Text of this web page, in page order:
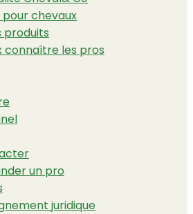
chevaux
produits
connaître les pros
un pro
juridique